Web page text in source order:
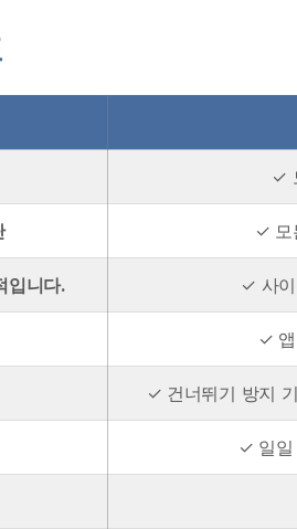
✓
✓ 모
입니다. ✓ 사
✓
✓ 건너뛰기 방지
✓ 일일